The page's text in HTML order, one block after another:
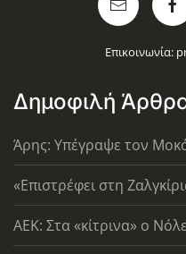
Επικοινωνία:
Δημοφιλή
Άρης: Υπέγραψε τον
«Επιστρέφει στη
AEK: Στα «κίτρινα» ο